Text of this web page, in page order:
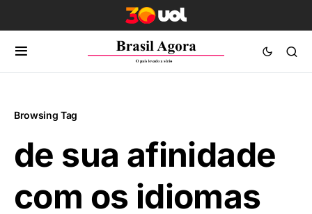
Browsing Tag
de sua afinidade
com os idiomas